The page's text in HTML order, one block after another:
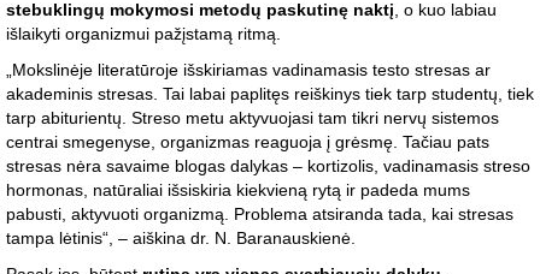
stebuklingų mokymosi metodų paskutinę naktį, o kuo labiau
išlaikyti organizmui pažįstamą ritmą.
„Mokslinėje literatūroje išskiriamas vadinamasis testo stresas ar
akademinis stresas. Tai labai paplitęs reiškinys tiek tarp studentų, tiek
tarp abiturientų. Streso metu aktyvuojasi tam tikri nervų sistemos
centrai smegenyse, organizmas reaguoja į grėsmę. Tačiau pats
stresas nėra savaime blogas dalykas – kortizolis, vadinamasis streso
hormonas, natūraliai išsiskiria kiekvieną rytą ir padeda mums
pabusti, aktyvuoti organizmą. Problema atsiranda tada, kai stresas
tampa lėtinis“, – aiškina dr. N. Baranauskienė.